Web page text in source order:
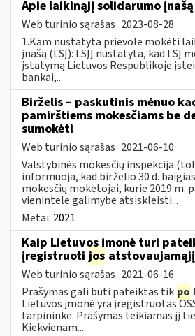
Apie laikinąjį solidarumo įnašą
Web turinio sąrašas 2023-08-28
1.Kam nustatyta prievolė mokėti
įnašą (LSĮ): LSĮĮ nustatyta, kad LSĮ
įstatymą Lietuvos Respublikoje
bankai,...
Birželis – paskutinis mėnuo
pamirštiems mokesčiams be
sumokėti
Web turinio sąrašas 2021-06-10
Valstybinės mokesčių inspekcija
informuoja, kad birželio 30 d.
mokesčių mokėtojai, kurie 2019 m.
vienintele galimybe atsiskleisti...
Metai: 2021
Kaip Lietuvos įmonė turi
įregistruoti jos
Web turinio sąrašas 2021-06-16
Prašymas gali būti pateiktas tik po
Lietuvos įmonė yra įregistruotas
tarpininke. Prašymas teikiamas jį
Kiekvienam...